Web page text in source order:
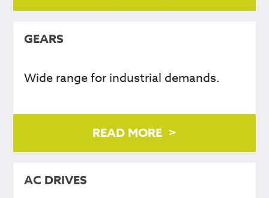
GEARS
Wide range for industrial demands.
READ MORE
AC DRIVES